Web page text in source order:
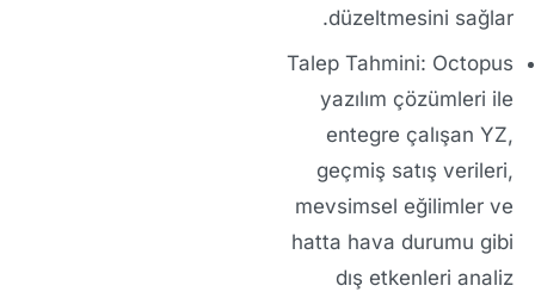
düzeltmesini sağlar.
Talep Tahmini: Octopus
yazılım çözümleri ile
entegre çalışan YZ,
geçmiş satış verileri,
mevsimsel eğilimler ve
hatta hava durumu gibi
dış etkenleri analiz